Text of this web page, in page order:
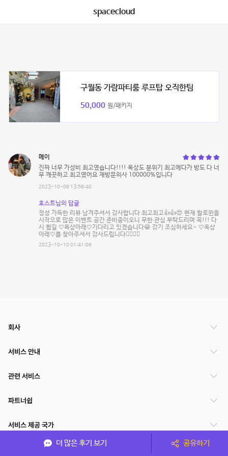
spacecloud
구월동 가람파티룸 루프탑 오직한팀
50,000 원/패키지
메이
진짜 너무 가성비 최고였습니다!!!! 옥상도 분위기 최고에다가 방도 다 너
무 깨끗하고 최고였어요 재방문의사 100000%입니다
2023-10-09 13:56:40
호스트님의 답글
정성 가득한 리뷰 남겨주셔서 감사합니다 최고최고👍👍😍 현재 할로윈을
시작으로 많은 이벤트 공간 준비중이오니 무한 관심 부탁드리며 꼭!!! 다
시 뵙길 ♡옥상아래♡기다리고 있겠습니다😁 감기 조심하세요~ ♡옥상
아래♡를 찾아주셔서 감사드립니다🙇‍♂️🙇‍♀️
2023-10-10 01:41:06
더 많은 후기 보기 공유하기
회사
서비스 안내
관련 서비스
파트너쉽
서비스 제공 국가